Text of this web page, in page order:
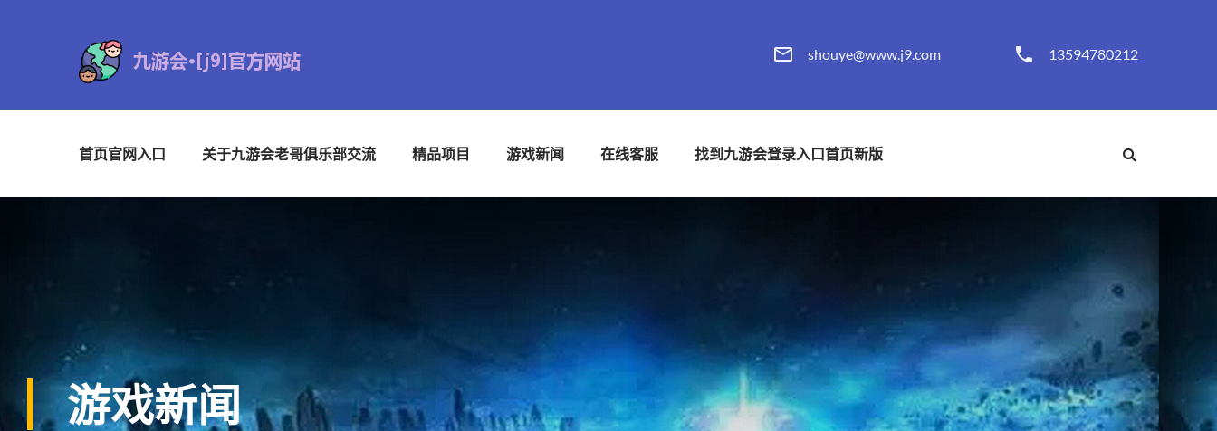
shouye@www.j9.com 13594780212
首页官网入口 关于九游会老哥俱乐部交流 精品项目 游戏新闻 在线客服 找到九游会登录入口首页新版
游戏新闻